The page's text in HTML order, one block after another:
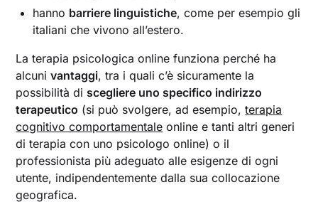
hanno barriere linguistiche, come per esempio gli
italiani che vivono all’estero.
La terapia psicologica online funziona perché ha
alcunivantaggi, tra i quali c’è sicuramente la
possibilità di scegliere uno specifico indirizzo
terapeutico (si può svolgere, ad esempio,terapia
cognitivo comportamentale online e tanti altri generi
di terapia con uno psicologo online) o il
professionista più adeguato alle esigenze di ogni
utente, indipendentemente dalla sua collocazione
geografica.